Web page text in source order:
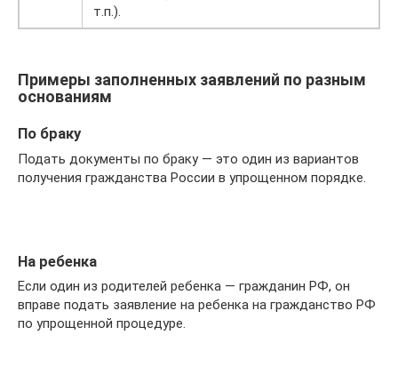
т.п.).
Примеры заполненных заявлений по разным
основаниям
По браку
Подать документы по браку — это один из вариантов
получения гражданства России в упрощенном порядке.
На ребенка
Если один из родителей ребенка — гражданин РФ, он
вправе подать заявление на ребенка на гражданство РФ
по упрощенной процедуре.